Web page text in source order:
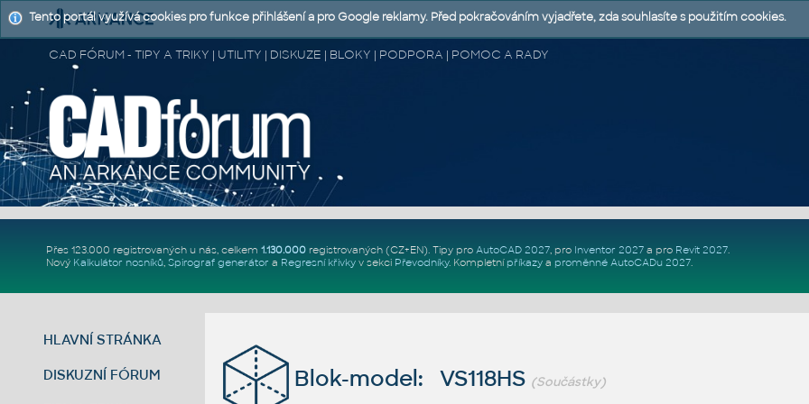
CAD FÓRUM - TIPY A TRIKY | UTILITY | DISKUZE | BLOKY | PODPORA | POMOC A RADY
Přes 123.000 registrovaných u nás, celkem 1.130.000registrovaných (CZ+EN). Tipy pro AutoCAD 2027, pro Inventor 2027a pro Revit 2027.
Nový Kalkulátor nosníků, Spirograf generátor a Regresní křivkyv sekci Převodníky. Kompletní příkazya proměnné AutoCADu 2027.
HLAVNÍ STRÁNKA
DISKUZNÍ FÓRUM Blok-model: VS118HS (Součástky)
Tento portál využívá cookies pro funkce přihlášení a pro Google reklamy. Před pokračováním vyjadřete, zda souhlasíte s použitím cookies.